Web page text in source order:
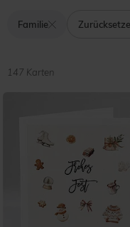
entspricht und
Familie
147 Karten